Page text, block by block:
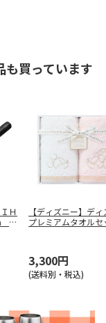
も買っています
Ｈ
Ｅ
【ディズニー】デ
プレミアムタオル
3,300円
(送料別・税込)